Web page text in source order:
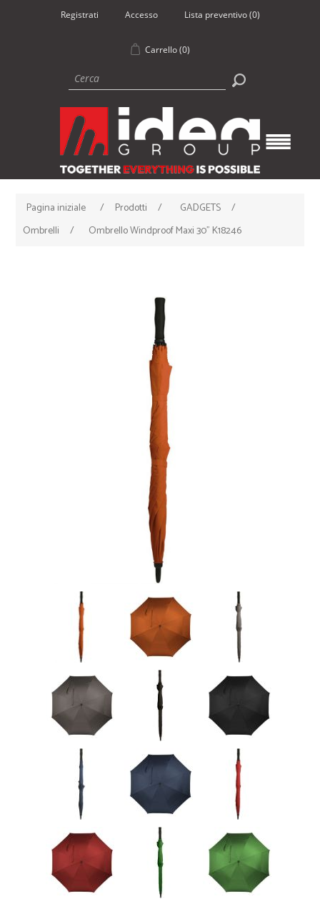
Registrati Accesso Lista preventivo (0)
Carrello (0)
Pagina iniziale / Prodotti / GADGETS
/
Ombrelli
/ Ombrello Windproof Maxi 30" K18246